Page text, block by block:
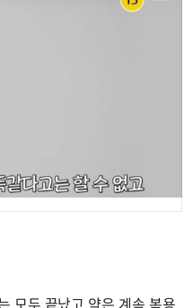
모두 끝났고 약은 계속 복용